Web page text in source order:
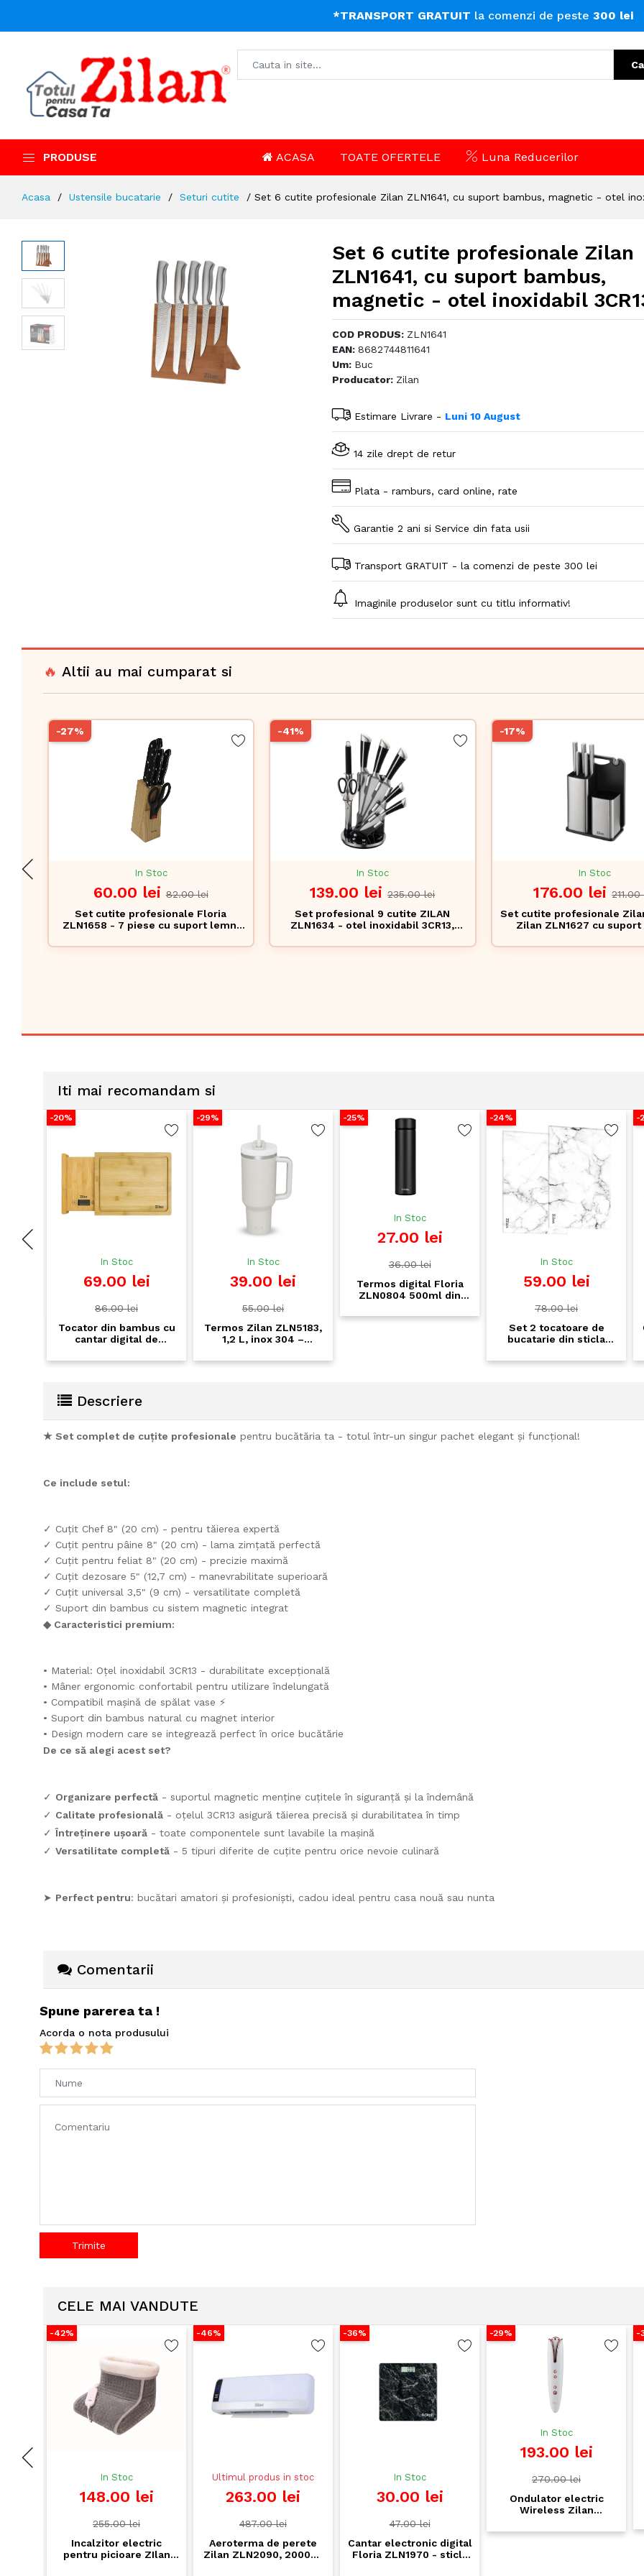
*TRANSPORT GRATUIT la comenzi de peste 300 lei
PRODUSE ACASA TOATE OFERTELE Luna Reducerilor
Acasa Ustensile bucatarie Seturi cutite Set 6 cutite profesionale Zilan ZLN1641, cu suport bambus, magnetic - otel
Set 6 cutite profesionale Zilan
ZLN1641, cu suport bambus,
magnetic - otel inoxidabil
COD PRODUS: ZLN1641
EAN: 8682744811641
Um: Buc
Producator: Zilan
Estimare Livrare - Luni 10 August
14 zile drept de retur
Plata - ramburs, card online, rate
Garantie 2 ani si Service din fata usii
Transport GRATUIT - la comenzi de peste 300 lei
Imaginile produselor sunt cu titlu informativ!
🔥 Altii au mai cumparat si
-27%
In Stoc
60.00 lei82.00 lei
Set cutite profesionale Floria
ZLN1658 - 7 piese cu suport lemn,
-41%
In Stoc
139.00 lei235.00 lei
Set profesional 9 cutite ZILAN
ZLN1634 - otel inoxidabil 3CR13,
-17%
In Stoc
176.00 lei
Set cutite profesionale
Zilan ZLN1627 cu
Iti mai recomandam si
-20%
In Stoc
69.00 lei
86.00 lei
Tocator din bambus cu
cantar digital de
ZLN8988 – Design 2 in
-29%
In Stoc
39.00 lei
55.00 lei
Termos Zilan ZLN5183,
1,2 L, inox 304 –
calde pana la 6 ore si
-25%
In Stoc
27.00 lei
36.00 lei
Termos digital Floria
ZLN0804 500ml din
temperatura, mentine
-24%
In Stoc
59.00 lei
78.00 lei
Set 2 tocatoare de
bucatarie din sticla
ZLN4838 – 30x52 cm,
-
Descriere
★ Set complet de cuțite profesionale pentru bucătăria ta - totul într-un singur pachet elegant și funcțional!
Ce include setul:
✓ Cuțit Chef 8" (20 cm) - pentru tăierea expertă
✓ Cuțit pentru pâine 8" (20 cm) - lama zimțată perfectă
✓ Cuțit pentru feliat 8" (20 cm) - precizie maximă
✓ Cuțit dezosare 5" (12,7 cm) - manevrabilitate superioară
✓ Cuțit universal 3,5" (9 cm) - versatilitate completă
✓ Suport din bambus cu sistem magnetic integrat
◆ Caracteristici premium:
• Material: Oțel inoxidabil 3CR13 - durabilitate excepțională
• Mâner ergonomic confortabil pentru utilizare îndelungată
• Compatibil mașină de spălat vase ⚡
• Suport din bambus natural cu magnet interior
• Design modern care se integrează perfect în orice bucătărie
De ce să alegi acest set?
✓ Organizare perfectă - suportul magnetic menține cuțitele în siguranță și la îndemână
✓ Calitate profesională - oțelul 3CR13 asigură tăierea precisă și durabilitatea în timp
✓ Întreținere ușoară - toate componentele sunt lavabile la mașină
✓ Versatilitate completă - 5 tipuri diferite de cuțite pentru orice nevoie culinară
➤ Perfect pentru: bucătari amatori și profesioniști, cadou ideal pentru casa nouă sau nunta
Comentarii
Spune parerea ta !
Acorda o nota produsului
Trimite
CELE MAI VANDUTE
-42%
In Stoc
148.00 lei
255.00 lei
Incalzitor electric
pentru picioare ZIlan
-46%
Ultimul produs in stoc
263.00 lei
487.00 lei
Aeroterma de perete
Zilan ZLN2090, 2000W,
-36%
In Stoc
30.00 lei
47.00 lei
Cantar electronic digital
Floria ZLN1970 - sticla
-29%
In Stoc
193.00 lei
270.00 lei
Ondulator electric
Wireless Zilan
baterie Li-Ion 4000mAh,
-